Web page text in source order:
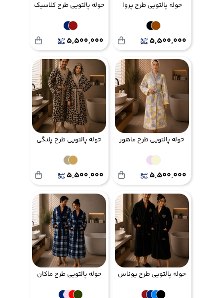
حوله پالتویی طرح پروا
5,500,000
حوله پالتویی طرح کلاسیک
5,500,000
حوله پالتویی طرح ماهور
5,500,000
حوله پالتویی طرح پلنگی
5,500,000
حوله پالتویی طرح یوناس حوله پالتویی طرح ماکان